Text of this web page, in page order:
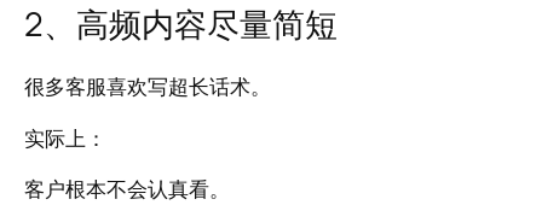
2、高频内容尽量简短
很多客服喜欢写超长话术。
实际上：
客户根本不会认真看。